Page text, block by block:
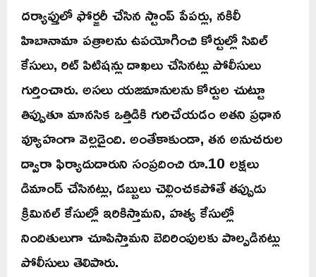
దర్యాప్తులో ఫోర్జరీ చేసిన స్టాంప్ పేపర్లు, నకిలీ
హిబానామా పత్రాలను ఉపయోగించి కోర్టుల్లో సివిల్
కేసులు, రిట్ పిటిషన్లు దాఖలు చేసినట్లు పోలీసులు
గుర్తించారు. అసలు యజమానులను కోర్టుల చుట్టూ
తిప్పుతూ మానసిక ఒత్తిడికి గురిచేయడం అతని ప్రధాన
వ్యూహంగా వెల్లడైంది. అంతేకాకుండా, తన అనుచరుల
ద్వారా ఫిర్యాదుదారుని సంప్రదించి రూ.10 లక్షలు
డిమాండ్ చేసినట్లు, డబ్బులు చెల్లించకపోతే తప్పుడు
క్రిమినల్ కేసుల్లో ఇరికిస్తామని, హత్య కేసుల్లో
నిందితులుగా చూపిస్తామని బెదిరింపులకు పాల్పడినట్లు
పోలీసులు తెలిపారు.